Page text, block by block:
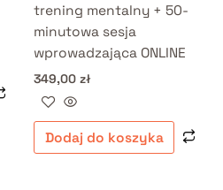
trening mentalny + 50-
minutowa sesja
wprowadzająca ONLINE
349,00 zł
Dodaj do koszyka